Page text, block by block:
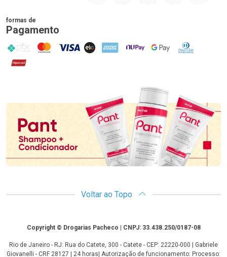
formas de
Pagamento
PIX MasterCard
VISA ELO AMEX NuPay Google PayDiners Club
Hipercard
Promoção em Destaque
Voltar ao Topo
CopyrightCopyright © Drogarias Pacheco | CNPJ: 33.438.250/0187-08
Rio de Janeiro - RJ: Rua do Catete, 300 - Catete - CEP: 22220-000 | Gabriele
Giovanelli - CRF 28127 | 24 horas| Autorização de funcionamento: Processo: